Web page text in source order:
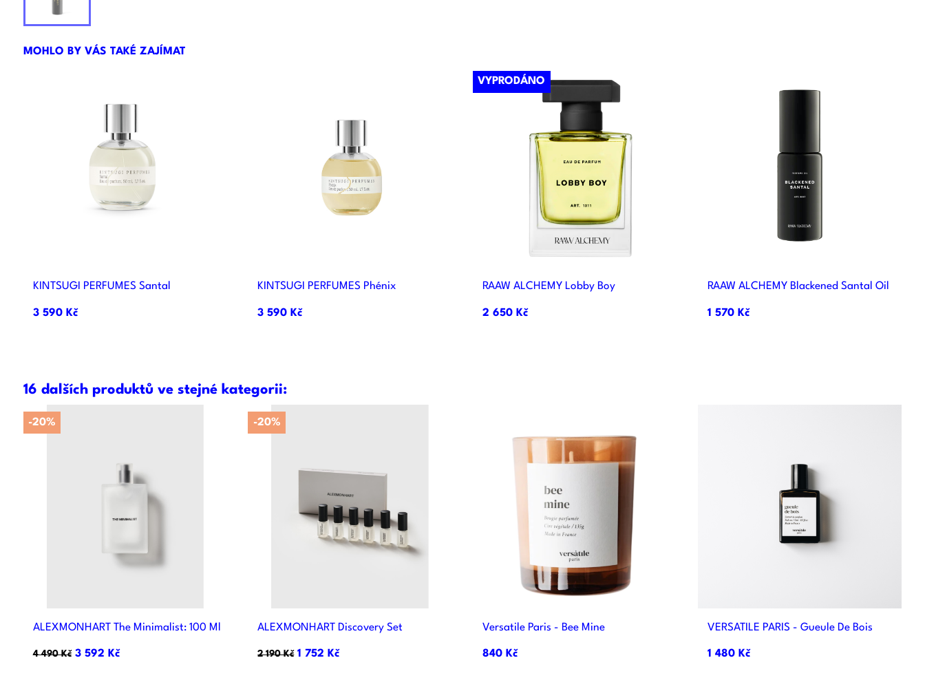
MOHLO BY VÁS TAKÉ ZAJÍMAT
Rychlý náhled
KINTSUGI PERFUMES Santal
3 590 Kč
Rychlý náhled
KINTSUGI PERFUMES Phénix
3 590 Kč
Rychlý náhled
RAAW ALCHEMY Lobby Boy
2 650 Kč
VYPRODÁNO
Rychlý náhled
RAAW ALCHEMY Blackened Santal Oil
1 570 Kč
16 dalších produktů ve stejné kategorii:
Rychlý náhled
ALEXMONHART The Minimalist: 100 Ml
4 490 Kč 3 592 Kč
-20%
Rychlý náhled
ALEXMONHART Discovery Set
2 190 Kč 1 752 Kč
-20%
Rychlý náhled
Versatile Paris - Bee Mine
840 Kč
Rychlý náhled
VERSATILE PARIS - Gueule De Bois
1 480 Kč